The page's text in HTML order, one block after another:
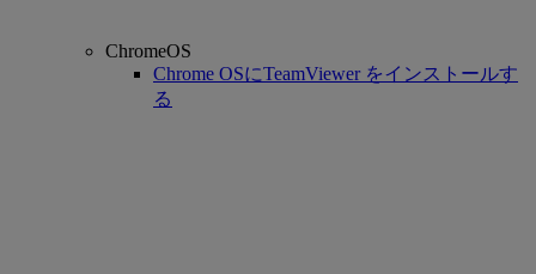
ChromeOS
Chrome OSにTeamViewer をインストールす
る